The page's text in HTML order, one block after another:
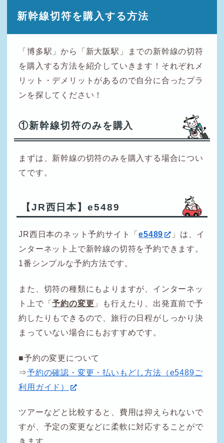
新幹線切符を購入する方法
「博多駅」から「新大阪駅」までの新幹線の切符
を購入する方法を紹介していきます！それぞれメ
リット・デメリットがあるので自分に合ったプラ
ンを探してください！
①新幹線切符のみを購入
まずは、新幹線の切符のみを購入する場合につい
てです。
【JR西日本】e5489
JR西日本のネット予約サイト「e5489
」は、イ
ンターネット上で新幹線の切符を予約できます。
1番シンプルな予約方法です。
また、切符の種類にもよりますが、インターネッ
ト上で「予約の変更 」も行えたり、出発直前で予
約したりもできるので、旅行の日程がしっかり決
まっていない場合にもおすすめです。
■予約の変更について
⇒予約の確認・変更・払いもどし方法（e5489ご
利用ガイド）
ツアーなどと比較すると、費用は抑えられないで
すが、予定の変更などに柔軟に対応することがで